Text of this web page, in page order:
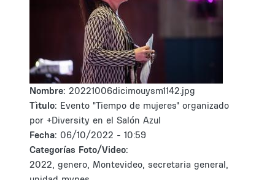
Nombre: 20221006dicimouysm1142.jpg
Tìtulo: Evento "Tiempo de mujeres" organizado
por +Diversity en el Salón Azul
Fecha: 06/10/2022 - 10:59
Categorías Foto/Video:
2022, genero, Montevideo, secretaria general,